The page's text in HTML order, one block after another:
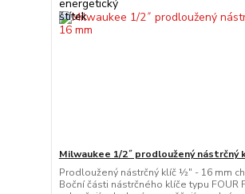
Milwaukee 1/2˝ prodloužený nástrčný
Prodloužený nástrčný klíč ½″ - 16 mm
Boční části nástrčného klíče typu FOUR